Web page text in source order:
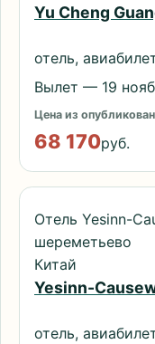
Yu Cheng
отель,
Вылет — 19
Цена из
68 170руб.
Отель Yesinn-
шереметьево
Китай
Yesinn-
отель,